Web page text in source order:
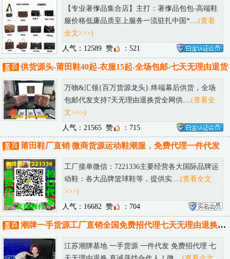
【专业著偧品集合店】主打：著偧品包包-高端鞋
服价格低廉品质至上服务一流驻扎中国*....(查看
全文>>>)
人气：12589 赞 ：521
供货源头-莆田鞋40起-衣服15起-全场包邮-七天无理由退货
万物&汇领{百万货源龙头}.终端幕后供货，全场
包邮代发支持7天无理由退换货全网供.... (查看全
文>>>)
人气：21565 赞 ：715
莆田鞋厂直销 微商货源运动鞋潮服，免费代理一件代发
工厂接单微信：7221336主要经营各大国际品牌运
动鞋：各大品牌篮球鞋等，提供实.... (查看全文
>>>)
人气：16682 赞 ：704
潮牌一手货源工厂直销全国免费招代理七天无理由退换诚接批发淘宝供货
江苏潮牌基地 一手货源 一件代发 免费招代理 七